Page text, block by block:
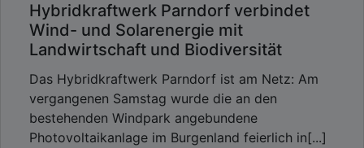
Hybridkraftwerk Parndorf verbindet
Wind- und Solarenergie mit
Landwirtschaft und Biodiversität
Das Hybridkraftwerk Parndorf ist am Netz: Am
vergangenen Samstag wurde die an den
bestehenden Windpark angebundene
Photovoltaikanlage im Burgenland feierlich in[...]